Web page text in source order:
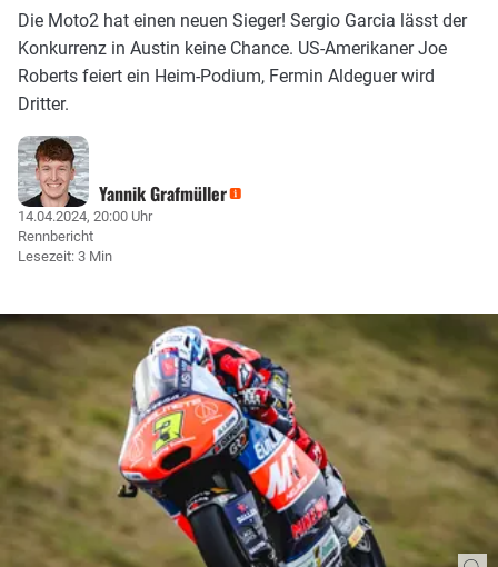
Die Moto2 hat einen neuen Sieger! Sergio Garcia lässt der
Konkurrenz in Austin keine Chance. US-Amerikaner Joe
Roberts feiert ein Heim-Podium, Fermin Aldeguer wird
Dritter.
Yannik Grafmüller
14.04.2024, 20:00 Uhr
Rennbericht
Lesezeit: 3 Min